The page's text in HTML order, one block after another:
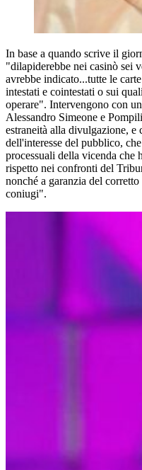
In base a quando scrive il
"dilapiderebbe nei casinò sei
avrebbe indicato...tutte le
intestati e cointestati o sui
operare". Intervengono con
Alessandro Simeone e
estraneità alla divulgazione,
dell'interesse del pubblico,
processuali della vicenda che
rispetto nei confronti del
nonché a garanzia del
coniugi".